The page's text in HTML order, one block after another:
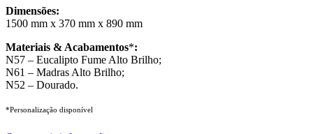
Dimensões:
1500 mm x 370 mm x 890 mm
Materiais & Acabamentos*:
N57 – Eucalipto Fume Alto Brilho;
N61 – Madras Alto Brilho;
N52 – Dourado.
*Personalização disponível